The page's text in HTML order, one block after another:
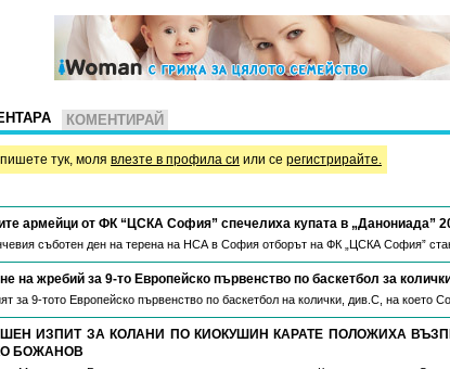
КОМЕНТИРАЙ
тук, моля влезте в профила си или се регистрирайте.
армейци от ФК “ЦСКА София” спечелиха купата в „Данониада”
съботен ден на терена на НСА в София отборът на ФК „ЦСКА София”
на жребий за 9-то Европейско първенство по баскетбол за
за 9-тото Европейско първенство по баскетбол на колички, див.С, на което
ИЗПИТ ЗА КОЛАНИ ПО КИОКУШИН КАРАТЕ ПОЛОЖИХА
БОЖАНОВ